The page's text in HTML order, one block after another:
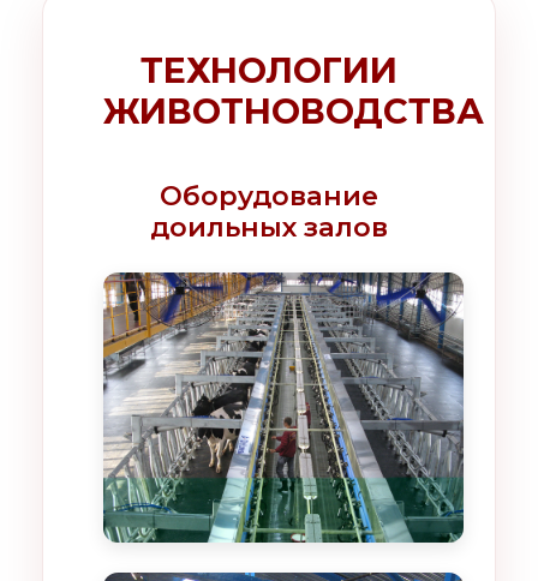
ТЕХНОЛОГИИ
ЖИВОТНОВОДСТВА
Оборудование
доильных залов